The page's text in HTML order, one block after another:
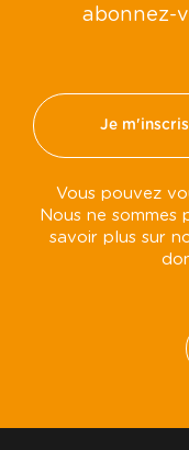
abonnez-
Je
Vous pouvez
Nous ne sommes
savoir plus sur